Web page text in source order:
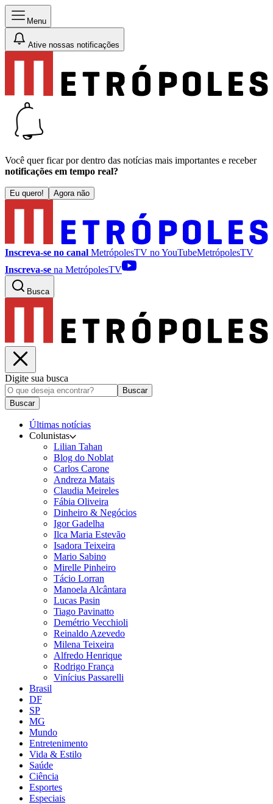
Menu
Ative nossas notificações
Você quer ficar por dentro das notícias mais importantes e receber
notificações em tempo real?
Eu quero! Agora não
Inscreva-se no canal MetrópolesTV noYouTubeMetrópolesTV
Inscreva-se na MetrópolesTV
Busca
Digite sua busca
Buscar
Buscar
Últimas notícias
Colunistas
Lilian Tahan
Blog do Noblat
Carlos Carone
Andreza Matais
Claudia Meireles
Fábia Oliveira
Dinheiro & Negócios
Igor Gadelha
Ilca Maria Estevão
Isadora Teixeira
Mario Sabino
Mirelle Pinheiro
Tácio Lorran
Manoela Alcântara
Lucas Pasin
Tiago Pavinatto
Demétrio Vecchioli
Reinaldo Azevedo
Milena Teixeira
Alfredo Henrique
Rodrigo França
Vinícius Passarelli
Brasil
DF
SP
MG
Mundo
Entretenimento
Vida & Estilo
Saúde
Ciência
Esportes
Especiais